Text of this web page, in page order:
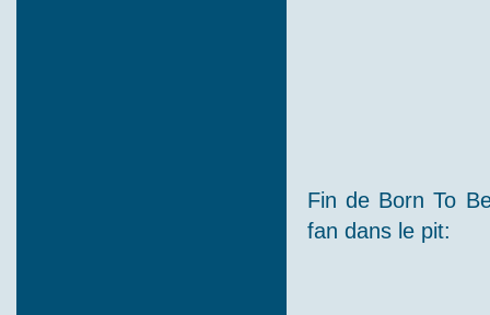
Fin de Born To
fan dans le pit: